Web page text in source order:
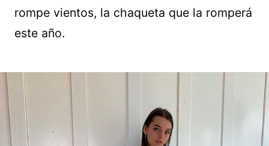
rompe vientos, la chaqueta que la romperá
este año.